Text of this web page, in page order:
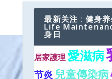
最新关注 : 健身
Life
身日
居家護理 愛滋病
节炎 兒童傳染病